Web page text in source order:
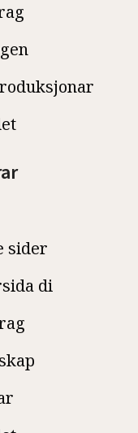
sider
di